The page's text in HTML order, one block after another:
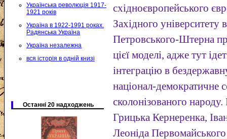
Українська революція 1917-
1921 років
Україна в 1922-1991 роках.
Радянська Україна
Україна незалежна
вся історія в одній книзі
Останні 20 надходжень
східноєвропейського
Західного університету
Петровського-Штерна
цієї моделі, адже тут
інтеграцію в
націонал-демократичне
сколонізованого
Грицька Кернеренка,
Леоніда